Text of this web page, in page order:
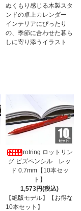
ぬくもり感じる木製スタ
ンドの卓上カレンダー
インテリアにぴったり
の、季節に合わせた暮ら
しに寄り添うイラスト
rotring ロットリン
グ ビズペンシル レッ
ド 0.7mm【10本セッ
ト】
1,573円(税込)
【絶版モデル】【お得な
10本セット】